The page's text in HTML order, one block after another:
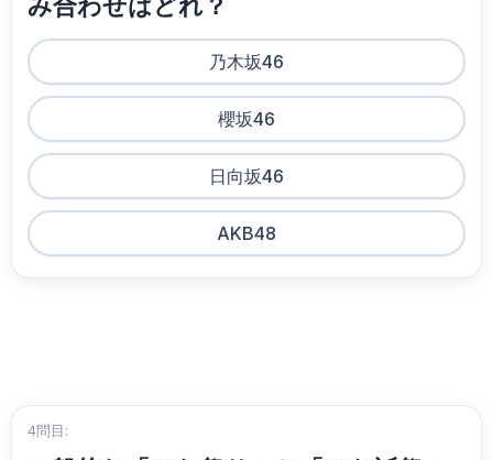
乃木坂46
櫻坂46
日向坂46
AKB48
4問目: